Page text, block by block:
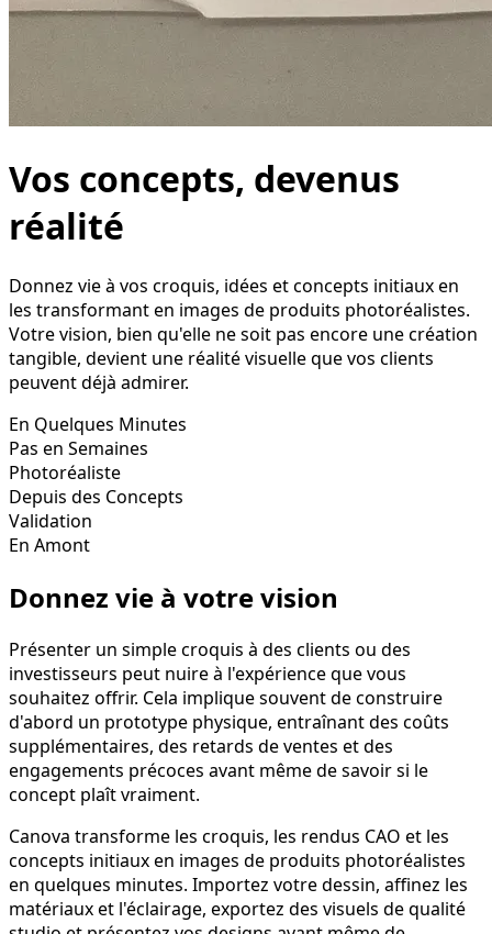
Vos concepts, devenus
réalité
Donnez vie à vos croquis, idées et concepts initiaux en
les transformant en images de produits photoréalistes.
Votre vision, bien qu'elle ne soit pas encore une création
tangible, devient une réalité visuelle que vos clients
peuvent déjà admirer.
En Quelques Minutes
Pas en Semaines
Photoréaliste
Depuis des Concepts
Validation
En Amont
Donnez vie à votre vision
Présenter un simple croquis à des clients ou des
investisseurs peut nuire à l'expérience que vous
souhaitez offrir. Cela implique souvent de construire
d'abord un prototype physique, entraînant des coûts
supplémentaires, des retards de ventes et des
engagements précoces avant même de savoir si le
concept plaît vraiment.
Canova transforme les croquis, les rendus CAO et les
concepts initiaux en images de produits photoréalistes
en quelques minutes. Importez votre dessin, affinez les
matériaux et l'éclairage, exportez des visuels de qualité